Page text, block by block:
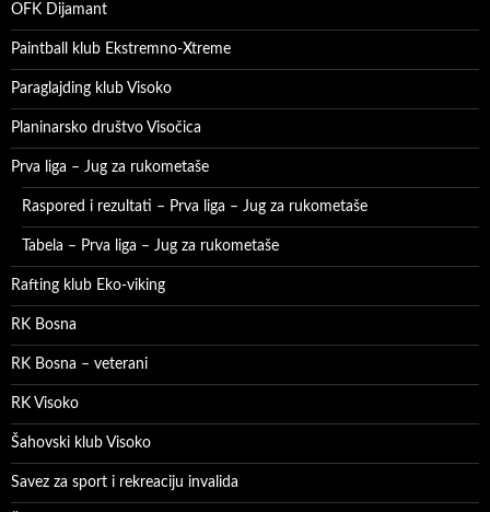
OFK Dijamant
Paintball klub Ekstremno-Xtreme
Paraglajding klub Visoko
Planinarsko društvo Visočica
Prva liga – Jug za rukometaše
Raspored i rezultati – Prva liga – Jug za rukometaše
Tabela – Prva liga – Jug za rukometaše
Rafting klub Eko-viking
RK Bosna
RK Bosna – veterani
RK Visoko
Šahovski klub Visoko
Savez za sport i rekreaciju invalida